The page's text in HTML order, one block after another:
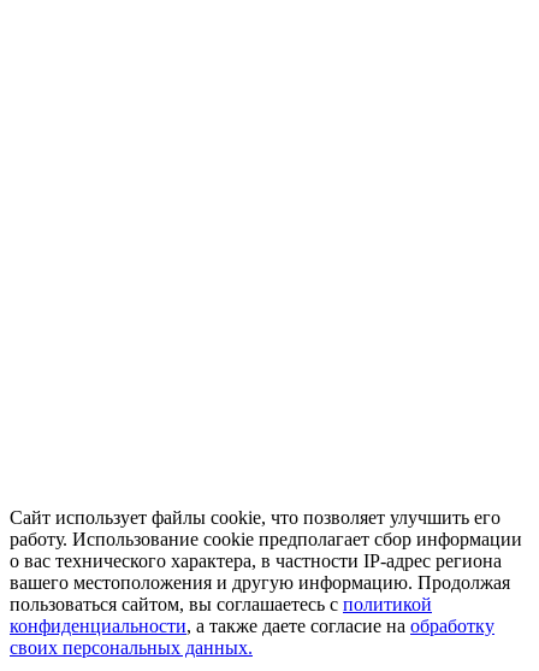
Сайт использует файлы cookie, что позволяет улучшить его
работу. Использование cookie предполагает сбор информации
о вас технического характера, в частности IP-адрес региона
вашего местоположения и другую информацию. Продолжая
пользоваться сайтом, вы соглашаетесь с политикой
конфиденциальности, а также даете согласие на обработку
своих персональных данных.